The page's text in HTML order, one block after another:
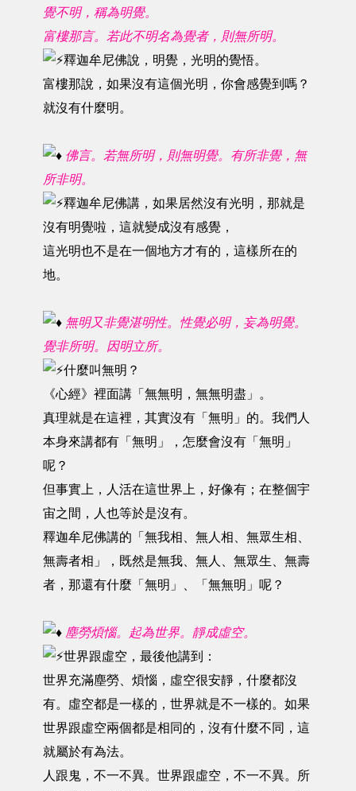
覺不明，稱為明覺。
富樓那言。若此不明名為覺者，則無所明。
釋迦牟尼佛說，明覺，光明的覺悟。
富樓那說，如果沒有這個光明，你會感覺到嗎？
就沒有什麼明。
佛言。若無所明，則無明覺。有所非覺，無
所非明。
釋迦牟尼佛講，如果居然沒有光明，那就是
沒有明覺啦，這就變成沒有感覺，
這光明也不是在一個地方才有的，這樣所在的
地。
無明又非覺湛明性。性覺必明，妄為明覺。
覺非所明。因明立所。
什麼叫無明？
《心經》裡面講「無無明，無無明盡」。
真理就是在這裡，其實沒有「無明」的。我們人
本身來講都有「無明」，怎麼會沒有「無明」
呢？
但事實上，人活在這世界上，好像有；在整個宇
宙之間，人也等於是沒有。
釋迦牟尼佛講的「無我相、無人相、無眾生相、
無壽者相」，既然是無我、無人、無眾生、無壽
者，那還有什麼「無明」、「無無明」呢？
塵勞煩惱。起為世界。靜成虛空。
世界跟虛空，最後他講到：
世界充滿塵勞、煩惱，虛空很安靜，什麼都沒
有。虛空都是一樣的，世界就是不一樣的。如果
世界跟虛空兩個都是相同的，沒有什麼不同，這
就屬於有為法。
人跟鬼，不一不異。世界跟虛空，不一不異。所